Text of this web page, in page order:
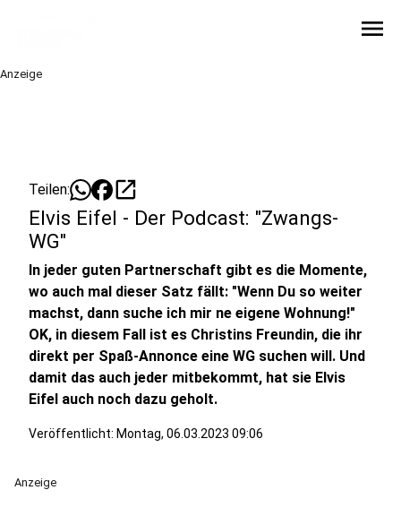
menu
Anzeige
Teilen: open_in_new
Elvis Eifel - Der Podcast: "Zwangs-
WG"
In jeder guten Partnerschaft gibt es die Momente,
wo auch mal dieser Satz fällt: "Wenn Du so weiter
machst, dann suche ich mir ne eigene Wohnung!"
OK, in diesem Fall ist es Christins Freundin, die ihr
direkt per Spaß-Annonce eine WG suchen will. Und
damit das auch jeder mitbekommt, hat sie Elvis
Eifel auch noch dazu geholt.
Veröffentlicht: Montag, 06.03.2023 09:06
Anzeige